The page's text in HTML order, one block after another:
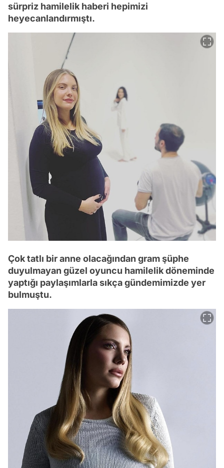
sürpriz hamilelik haberi hepimizi
heyecanlandırmıştı.
Çok tatlı bir anne olacağından gram şüphe
duyulmayan güzel oyuncu hamilelik döneminde
yaptığı paylaşımlarla sıkça gündemimizde yer
bulmuştu.